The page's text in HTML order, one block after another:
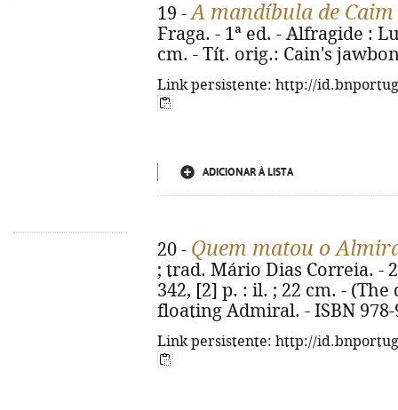
19 -A mandíbula de Caim
Fraga. - 1ª ed. - Alfragide :
cm. - Tít. orig.: Cain's
Link persistente: http://
ADICIONAR À LISTA
20 - Quem matou o
; trad. Mário Dias Correia. -
342, [2] p. : il. ; 22 cm. -
floating Admiral. - ISBN 978-
Link persistente: http://